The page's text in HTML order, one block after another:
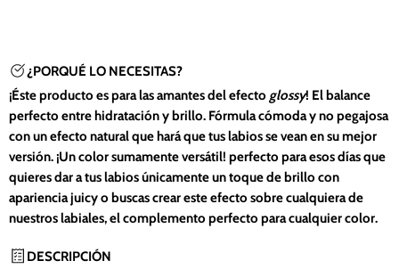
¿PORQUÉ LO NECESITAS?
¡Éste producto es para las amantes del efecto glossy! El balance
perfecto entre hidratación y brillo. Fórmula cómoda y no pegajosa
con un efecto natural que hará que tus labios se vean en su mejor
versión. ¡Un color sumamente versátil! perfecto para esos días que
quieres dar a tus labios únicamente un toque de brillo con
apariencia juicy o buscas crear este efecto sobre cualquiera de
nuestros labiales, el complemento perfecto para cualquier color.
DESCRIPCIÓN